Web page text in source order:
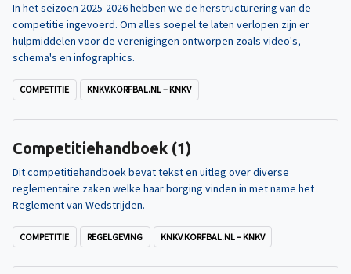
In het seizoen 2025-2026 hebben we de herstructurering van de
competitie ingevoerd. Om alles soepel te laten verlopen zijn er
hulpmiddelen voor de verenigingen ontworpen zoals video's,
schema's en infographics.
COMPETITIE KNKV.KORFBAL.NL – KNKV
Competitiehandboek (1)
Dit competitiehandboek bevat tekst en uitleg over diverse
reglementaire zaken welke haar borging vinden in met name het
Reglement van Wedstrijden.
COMPETITIE REGELGEVING KNKV.KORFBAL.NL – KNKV